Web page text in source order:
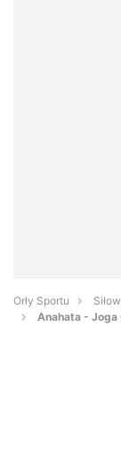
Orły Sportu
Anahata - Joga